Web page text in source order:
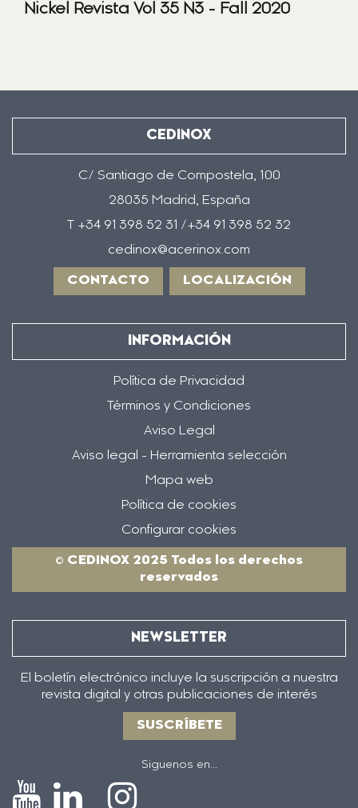
Nickel Revista Vol 35 N3 - Fall 2020
CEDINOX
C/ Santiago de Compostela, 100
28035 Madrid, España
T +34 91 398 52 31 /+34 91 398 52 32
cedinox@acerinox.com
CONTACTO LOCALIZACIÓN
INFORMACIÓN
Política de Privacidad
Términos y Condiciones
Aviso Legal
Aviso legal - Herramienta selección
Mapa web
Política de cookies
Configurar cookies
© CEDINOX 2025 Todos los derechos
reservados
NEWSLETTER
El boletín electrónico incluye la suscripción a nuestra
revista digital y otras publicaciones de interés
SUSCRÍBETE
Siguenos en...
Icono
IconoIcono